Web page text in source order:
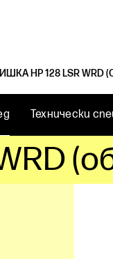
HP 128 LSR WRD
Технически